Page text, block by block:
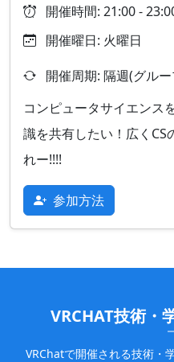
開催時間: 21:00 -
開催曜日: 火曜日
開催周期: 隔週(グル
コンピュータサイエンス
識を共有したい！広くCS
れー!!!!
参加方法
VRCHAT技術・
VRChatで開催される技術・